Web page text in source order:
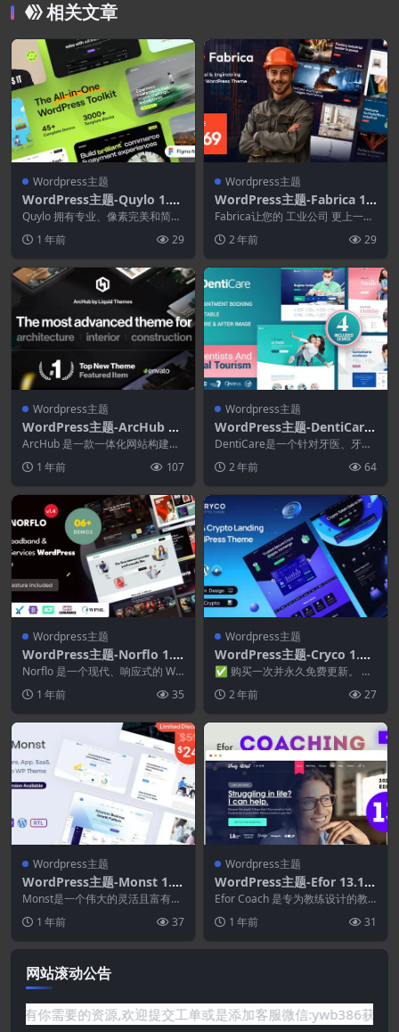
相关文章
Wordpress主题
WordPress主题-Quylo 1.0.
4–多用途WordPress主题
Quylo 拥有专业、像素完美和简洁
的任何网站：小...
1 年前 29
Wordpress主题
WordPress主题-Fabrica 1.
8.1–工业与工程工厂WordPr
ess主题
Fabrica让您的 工业公司 更上一层
制造公司、...
2 年前 29
Wordpress主题
WordPress主题-ArcHub 1.
2.12–建筑和室内设计WordP
ress主题
ArcHub 是一款一体化网站构建
器、独特的功能和屡...
1 年前 107
Wordpress主题
WordPress主题-DentiCare
1.3.6–医疗.牙医和牙科诊所
DentiCare是一个针对牙医、牙科
s ...2 年前 64
Wordpress主题
WordPress主题-Norflo 1.4.
0–ISP & IPTV服务Elemento
r WordPress主题
Norflo 是一个现代、响应式的 Wo
1 年前 35
Wordpress主题
WordPress主题-Cryco 1.0–
ICO和加密货币登陆WordPr
ess主题
✅ 购买一次并永久免费更新。 ✅
2 年前 27
Wordpress主题
WordPress主题-Monst 1.2.
3–Saas Startup WordPress
主题
Monst是一个伟大的灵活且富有创
意的登陆页面模板集合，用于推广
您的软件、应用程...
1 年前 37
Wordpress主题
WordPress主题-Efor 13.1.5
–教练和在线课程WordPress
主题
Efor Coach 是专为教练设计的教
练 WordPress 主题。包含您的 ...
1 年前 31
网站滚动公告
题或是网站没有你需要的资源,欢迎提交工单或是添加客服微信